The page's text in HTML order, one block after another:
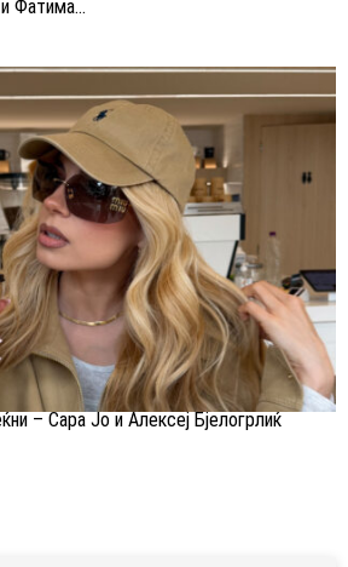
Фатима...
– Сара Јо и Алексеј Бјелогрлиќ